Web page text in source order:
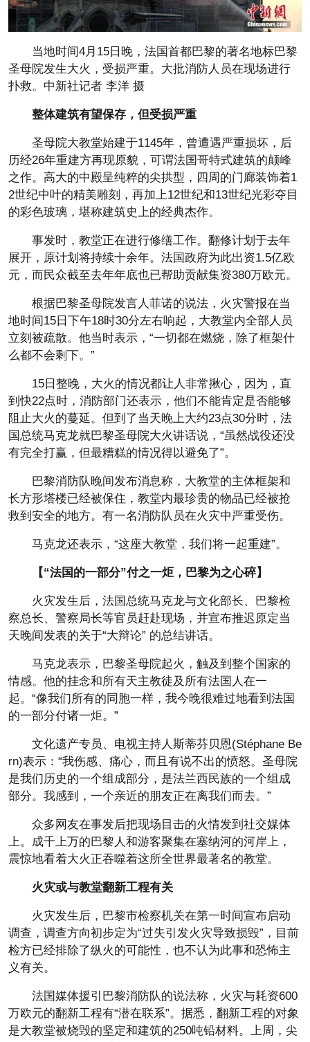
当地时间4月15日晚，法国首都巴黎的著名地标巴黎
圣母院发生大火，受损严重。大批消防人员在现场进行
扑救。中新社记者 李洋 摄
整体建筑有望保存，但受损严重
圣母院大教堂始建于1145年，曾遭遇严重损坏，后
历经26年重建方再现原貌，可谓法国哥特式建筑的颠峰
之作。高大的中殿呈纯粹的尖拱型，四周的门廊装饰着1
2世纪中叶的精美雕刻，再加上12世纪和13世纪光彩夺目
的彩色玻璃，堪称建筑史上的经典杰作。
事发时，教堂正在进行修缮工作。翻修计划于去年
展开，原计划将持续十余年。法国政府为此出资1.5亿欧
元，而民众截至去年年底也已帮助贡献集资380万欧元。
根据巴黎圣母院发言人菲诺的说法，火灾警报在当
地时间15日下午18时30分左右响起，大教堂内全部人员
立刻被疏散。他当时表示，“一切都在燃烧，除了框架什
么都不会剩下。”
15日整晚，大火的情况都让人非常揪心，因为，直
到快22点时，消防部门还表示，他们不能肯定是否能够
阻止大火的蔓延。但到了当天晚上大约23点30分时，法
国总统马克龙就巴黎圣母院大火讲话说，“虽然战役还没
有完全打赢，但最糟糕的情况得以避免了”。
巴黎消防队晚间发布消息称，大教堂的主体框架和
长方形塔楼已经被保住，教堂内最珍贵的物品已经被抢
救到安全的地方。有一名消防队员在火灾中严重受伤。
马克龙还表示，“这座大教堂，我们将一起重建”。
【“法国的一部分”付之一炬，巴黎为之心碎】
火灾发生后，法国总统马克龙与文化部长、巴黎检
察总长、警察局长等官员赶赴现场，并宣布推迟原定当
天晚间发表的关于“大辩论” 的总结讲话。
马克龙表示，巴黎圣母院起火，触及到整个国家的
情感。他的挂念和所有天主教徒及所有法国人在一
起。“像我们所有的同胞一样，我今晚很难过地看到法国
的一部分付诸一炬。”
文化遗产专员、电视主持人斯蒂芬贝恩(Stéphane Be
rn)表示：“我伤感、痛心，而且有说不出的愤怒。圣母院
是我们历史的一个组成部分，是法兰西民族的一个组成
部分。我感到，一个亲近的朋友正在离我们而去。”
众多网友在事发后把现场目击的火情发到社交媒体
上。成千上万的巴黎人和游客聚集在塞纳河的河岸上，
震惊地看着大火正吞噬着这所全世界最著名的教堂。
火灾或与教堂翻新工程有关
火灾发生后，巴黎市检察机关在第一时间宣布启动
调查，调查方向初步定为“过失引发火灾导致损毁”，目前
检方已经排除了纵火的可能性，也不认为此事和恐怖主
义有关。
法国媒体援引巴黎消防队的说法称，火灾与耗资600
万欧元的翻新工程有“潜在联系”。据悉，翻新工程的对象
是大教堂被烧毁的坚定和建筑的250吨铅材料。上周，尖